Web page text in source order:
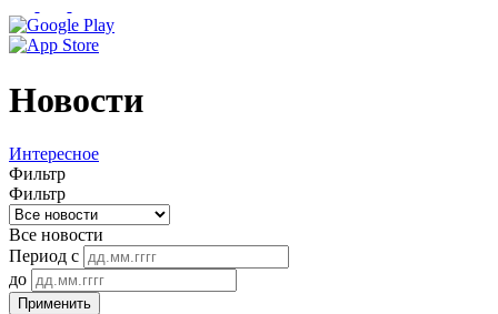
Новости
Интересное
Фильтр
Фильтр
Все новости
Период с
до
Применить